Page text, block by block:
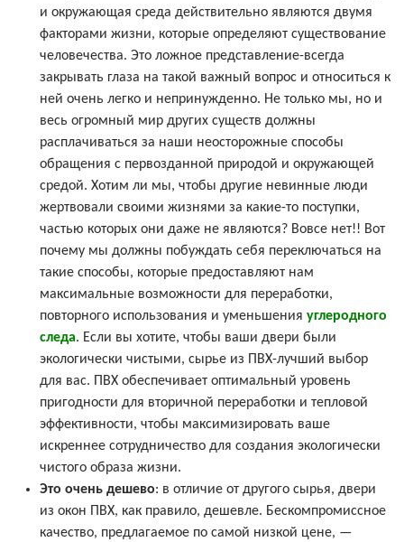
и окружающая среда действительно являются двумя
факторами жизни, которые определяют существование
человечества. Это ложное представление-всегда
закрывать глаза на такой важный вопрос и относиться к
ней очень легко и непринужденно. Не только мы, но и
весь огромный мир других существ должны
расплачиваться за наши неосторожные способы
обращения с первозданной природой и окружающей
средой. Хотим ли мы, чтобы другие невинные люди
жертвовали своими жизнями за какие-то поступки,
частью которых они даже не являются? Вовсе нет!! Вот
почему мы должны побуждать себя переключаться на
такие способы, которые предоставляют нам
максимальные возможности для переработки,
повторного использования и уменьшения углеродного
следа. Если вы хотите, чтобы ваши двери были
экологически чистыми, сырье из ПВХ-лучший выбор
для вас. ПВХ обеспечивает оптимальный уровень
пригодности для вторичной переработки и тепловой
эффективности, чтобы максимизировать ваше
искреннее сотрудничество для создания экологически
чистого образа жизни.
Это очень дешево: в отличие от другого сырья, двери
из окон ПВХ, как правило, дешевле. Бескомпромиссное
качество, предлагаемое по самой низкой цене, —